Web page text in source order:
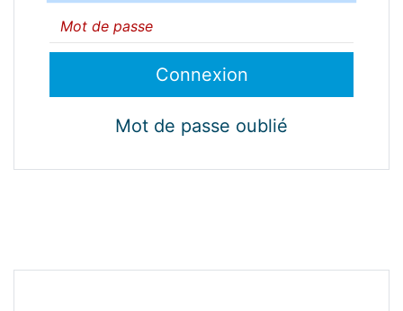
Mot de passe
Mot de passe oublié